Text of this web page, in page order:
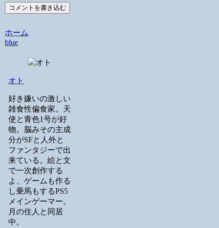
コメントを書き込む
ホーム
blue
オト
好き嫌いの激しい
雑食性偏食家。天
使と青色1号が好
物。脳みその主成
分がSFと人外と
ファンタジーで出
来ている。絵と文
で一次創作する
よ、ゲームも作る
し乗馬もするPS5
メインゲーマー。
月の住人と同居
中。